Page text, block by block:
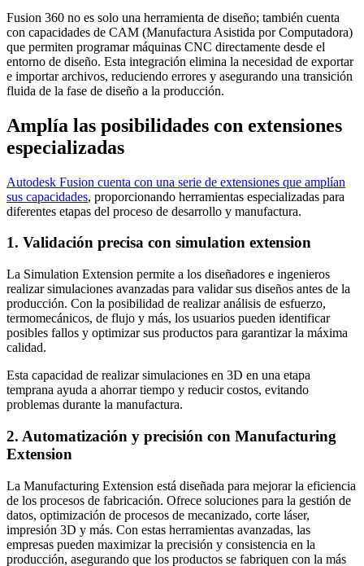
Fusion 360 no es solo una herramienta de diseño; también cuenta
con capacidades de CAM (Manufactura Asistida por Computadora)
que permiten programar máquinas CNC directamente desde el
entorno de diseño. Esta integración elimina la necesidad de exportar
e importar archivos, reduciendo errores y asegurando una transición
fluida de la fase de diseño a la producción.
Amplía las posibilidades con extensiones
especializadas
Autodesk Fusion cuenta con una serie de extensiones que amplían
sus capacidades, proporcionando herramientas especializadas para
diferentes etapas del proceso de desarrollo y manufactura.
1. Validación precisa con simulation extension
La Simulation Extension permite a los diseñadores e ingenieros
realizar simulaciones avanzadas para validar sus diseños antes de la
producción. Con la posibilidad de realizar análisis de esfuerzo,
termomecánicos, de flujo y más, los usuarios pueden identificar
posibles fallos y optimizar sus productos para garantizar la máxima
calidad.
Esta capacidad de realizar simulaciones en 3D en una etapa
temprana ayuda a ahorrar tiempo y reducir costos, evitando
problemas durante la manufactura.
2. Automatización y precisión con Manufacturing
Extension
La Manufacturing Extension está diseñada para mejorar la eficiencia
de los procesos de fabricación. Ofrece soluciones para la gestión de
datos, optimización de procesos de mecanizado, corte láser,
impresión 3D y más. Con estas herramientas avanzadas, las
empresas pueden maximizar la precisión y consistencia en la
producción, asegurando que los productos se fabriquen con la más